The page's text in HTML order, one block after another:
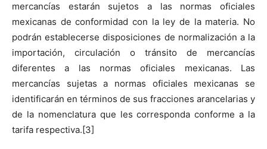
mercancías estarán sujetos a las normas oficiales
mexicanas de conformidad con la ley de la materia. No
podrán establecerse disposiciones de normalización a la
importación, circulación o tránsito de mercancías
diferentes a las normas oficiales mexicanas. Las
mercancías sujetas a normas oficiales mexicanas se
identificarán en términos de sus fracciones arancelarias y
de la nomenclatura que les corresponda conforme a la
tarifa respectiva.[3]